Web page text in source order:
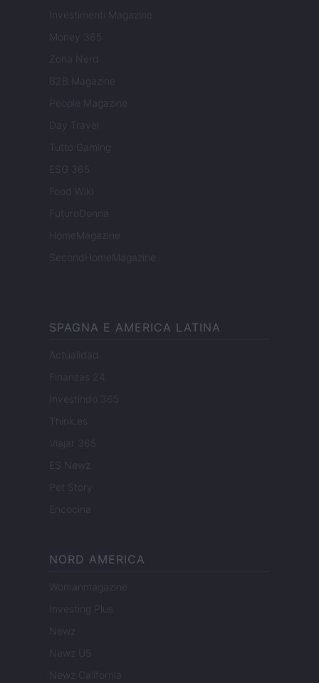
Investimenti Magazine
Money 365
Zona Nerd
B2B Magazine
People Magazine
Day Travel
Tutto Gaming
ESG 365
Food Wiki
FuturoDonna
HomeMagazine
SecondHomeMagazine
SPAGNA E AMERICA LATINA
Actualidad
Finanzas 24
Investindo 365
Think.es
Viajar 365
ES Newz
Pet Story
Encocina
NORD AMERICA
Womanmagazine
Investing Plus
Newz
Newz US
Newz California